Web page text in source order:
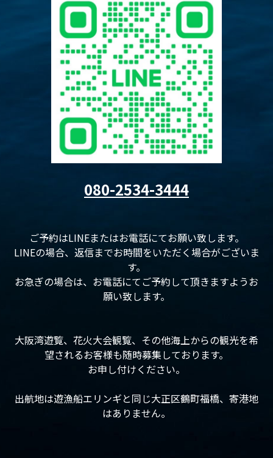
080-2534-3444
ご予約はLINEまたはお電話にてお願い致します。
LINEの場合、返信までお時間をいただく場合がございま
す。
お急ぎの場合は、お電話にてご予約して頂きますようお
願い致します。
大阪湾遊覧、花火大会観覧、その他海上からの観光を希
望されるお客様も随時募集しております。
お申し付けください。
出航地は遊漁船エリンギと同じ大正区鶴町福橋、寄港地
はありません。